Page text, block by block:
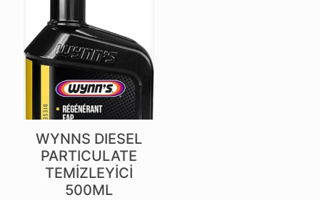
WYNNS DIESEL
PARTICULATE
TEMİZLEYİCİ
500ML